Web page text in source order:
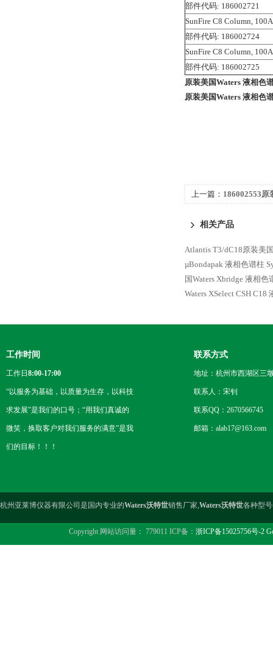
部件代码: 186002721
SunFire C8 Column,
部件代码: 186002724
SunFire C8 Column,
部件代码: 186002725
原装美国Waters 液相色
原装美国Waters 液相色
上一篇： 186002553原
相关产品
Atlantis T3/dC18原装美
µBondapak 液相色谱柱
国Waters Xbridge 液相色
Waters XSelect CSH C18
工作时间
工作日 8:00-17:00
“以服务为基础，以质量为生存，以科技
求发展”是我们的口号；“用我们真诚的
微笑，换取客户对我们服务的满意”是我
们的目标！！！
联系方式
地址：杭州市西湖区三
联系人：宋钊
联系QQ：2670566745
邮箱：alab17@163.com
杭州亚莱博仪器有限公司是国内专业的Waters沃特世销售厂家,Waters沃特世各种型
Copyright 网站访问量： 779011 ICP备： 浙ICP备15025756号-2